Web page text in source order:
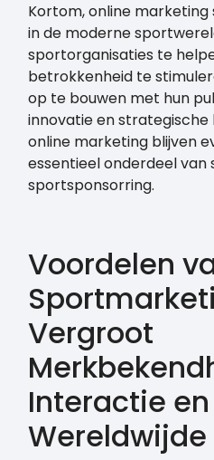
Kortom, online
in de moderne
sportorganisaties te
betrokkenheid te
op te bouwen met hun
innovatie en strategische
online marketing blijven
essentieel onderdeel van
sportsponsorring.
Voordelen
Vergroot
Interactie en
Wereldwijde